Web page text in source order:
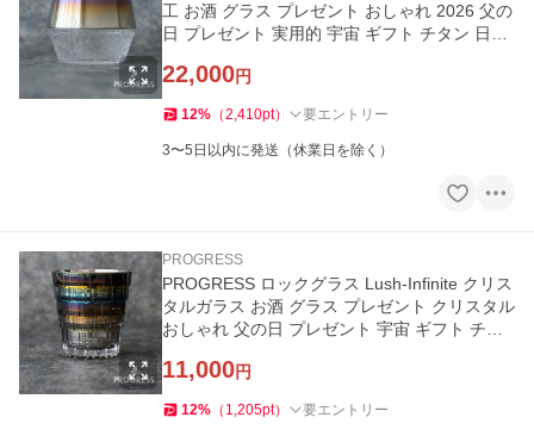
工 お酒 グラス プレゼント おしゃれ 2026 父の
日 プレゼント 実用的 宇宙 ギフト チタン 日本
22,000円
12% （2,410pt） 要エントリー
3〜5日以内に発送（休業日を除く）
PROGRESS
PROGRESS ロックグラス Lush-Infinite クリス
タルガラス お酒 グラス プレゼント クリスタル
おしゃれ 父の日 プレゼント 宇宙 ギフト チタ
11,000円
12% （ 1,205pt） 要エントリー